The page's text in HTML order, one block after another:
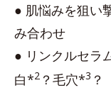
● 肌悩みを狙い
み合わせ
● リンクルセラ
白*2 ？毛穴*3 ？